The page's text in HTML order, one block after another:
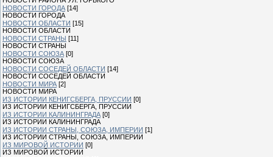
НОВОСТИ ГОРОДА [14]
НОВОСТИ ГОРОДА
НОВОСТИ ОБЛАСТИ [15]
НОВОСТИ ОБЛАСТИ
НОВОСТИ СТРАНЫ [11]
НОВОСТИ СТРАНЫ
НОВОСТИ СОЮЗА [0]
НОВОСТИ СОЮЗА
НОВОСТИ СОСЕДЕЙ ОБЛАСТИ [14]
НОВОСТИ СОСЕДЕЙ ОБЛАСТИ
НОВОСТИ МИРА [2]
НОВОСТИ МИРА
ИЗ ИСТОРИИ КЕНИГСБЕРГА, ПРУССИИ [0]
ИЗ ИСТОРИИ КЕНИГСБЕРГА, ПРУССИИ
ИЗ ИСТОРИИ КАЛИНИНГРАДА [0]
ИЗ ИСТОРИИ КАЛИНИНГРАДА
ИЗ ИСТОРИИ СТРАНЫ, СОЮЗА, ИМПЕРИИ [1]
ИЗ ИСТОРИИ СТРАНЫ, СОЮЗА, ИМПЕРИИ
ИЗ МИРОВОЙ ИСТОРИИ [0]
ИЗ МИРОВОЙ ИСТОРИИ